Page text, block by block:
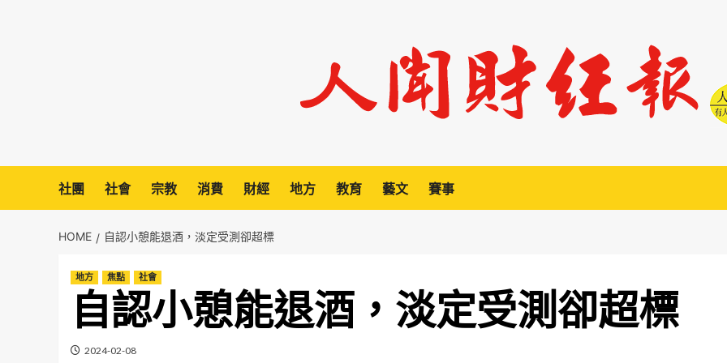
社團 社會 宗教 消費 財經 地方 教育 藝文 賽事
HOME 自認小憩能退酒，淡定受測卻超標
地方 焦點 社會
自認小憩能退酒，淡定受測卻超標
2024-02-08